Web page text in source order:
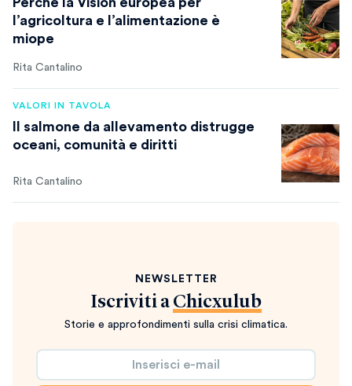
l’agricoltura e l’alimentazione è
miope
Rita Cantalino
VALORI IN TAVOLA
Il salmone da allevamento distrugge
oceani, comunità e diritti
Rita Cantalino
NEWSLETTER
Iscriviti a Chicxulub
Storie e approfondimenti sulla crisi climatica.